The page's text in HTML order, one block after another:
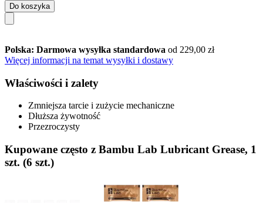
Do koszyka
Polska: Darmowa wysyłka standardowa od 229,00 zł
Więcej informacji na temat wysyłki i dostawy
Właściwości i zalety
Zmniejsza tarcie i zużycie mechaniczne
Dłuższa żywotność
Przezroczysty
Kupowane często z Bambu Lab Lubricant Grease, 1
szt. (6 szt.)